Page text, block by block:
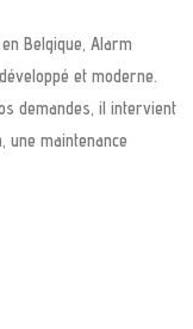
Belgique, Alarm
et moderne.
demandes, il intervient
une maintenance